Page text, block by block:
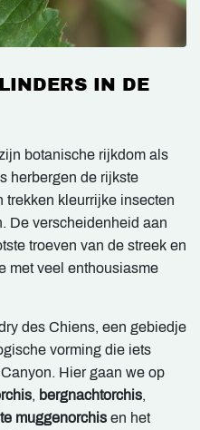
IN DE
botanische rijkdom als
herbergen de rijkste
trekken kleurrijke insecten
De verscheidenheid aan
troeven van de streek en
met veel enthousiasme
des Chiens, een gebiedje
vorming die iets
Hier gaan we op
, bergnachtorchis,
muggenorchis en het